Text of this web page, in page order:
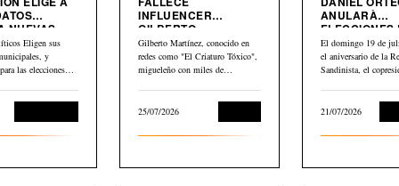
NUEVAS
Eligen sus
y
las elecciones
INFLUENCER
GILBERTO
MARTINEZ”EL
CRIATURO TOXICO”
Gilberto Martínez, conocido en
redes como "El Criaturo Tóxico",
migueleño con miles de
25/07/2026
ANULARÀ
ELECCIONES
NICARAGUA
El domingo 19 de
el aniversario de la
Sandinista, el
21/07/2026